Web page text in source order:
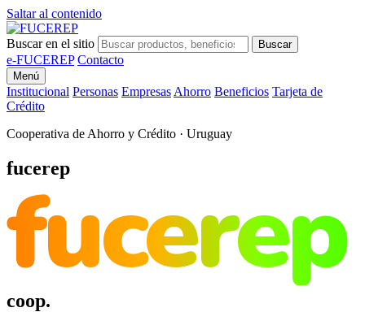
Saltar al contenido
Buscar en el sitio Buscar
e-FUCEREP Contacto
Menú
Institucional Personas Empresas Ahorro Beneficios Tarjeta de
Crédito
Cooperativa de Ahorro y Crédito · Uruguay
fucerep
fucerep
coop.